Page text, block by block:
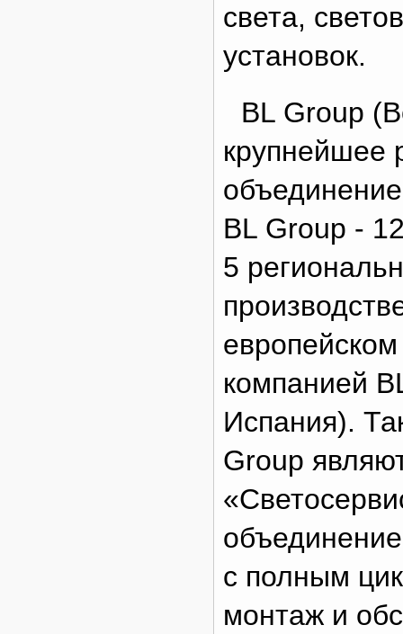
света,
установок.
BL Group
крупнейшее
BL Group -
5
компанией
Испания).
Group
с полным
монтаж и